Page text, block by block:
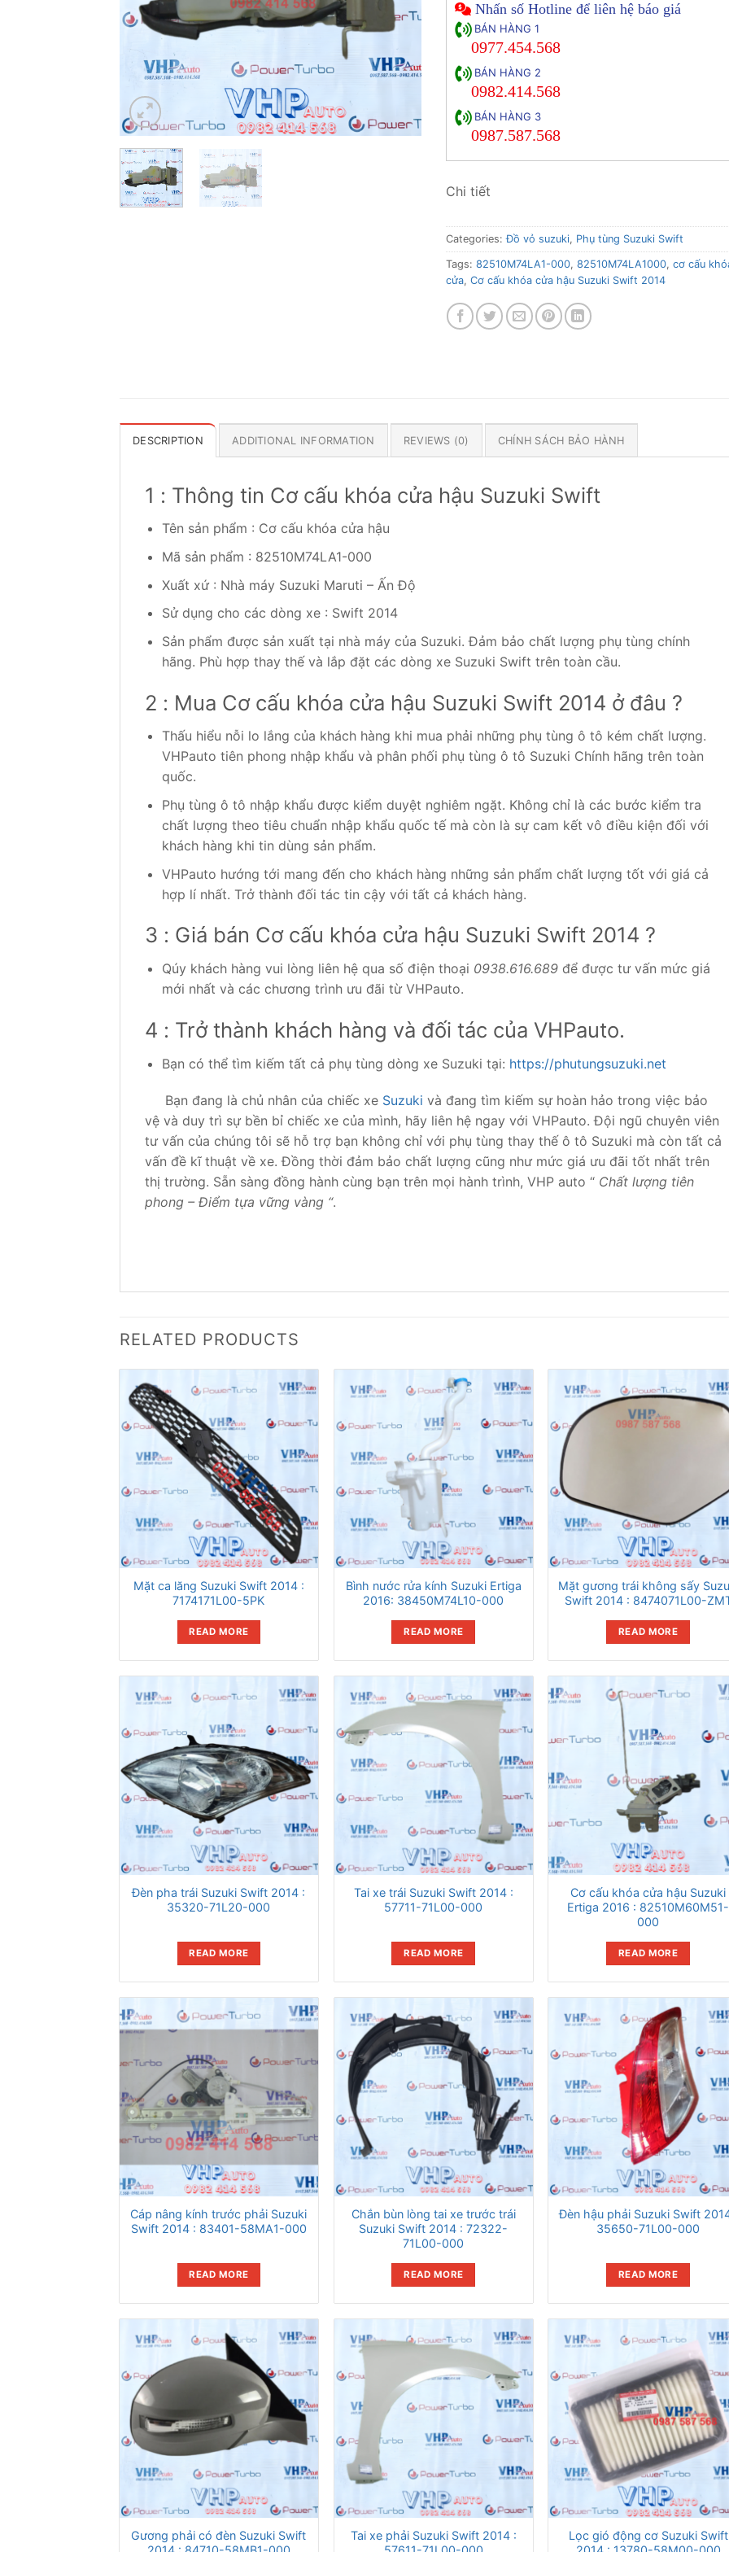
Nhấn số Hotline để liên hệ báo giá
BÁN HÀNG 1
0977.454.568
BÁN HÀNG 2
0982.414.568
BÁN HÀNG 3
0987.587.568
Chi tiết
Categories:Đồ vỏ suzuki, Phụ tùng Suzuki Swift
Tags: 82510M74LA1-000, 82510M74LA1000, cơ cấu
cửa, Cơ cấu khóa cửa hậu Suzuki Swift 2014
DESCRIPTION ADDITIONAL INFORMATION REVIEWS (0) CHÍNH SÁCH BẢO HÀNH
1 : Thông tin Cơ cấu khóa cửa hậu Suzuki Swift
Tên sản phẩm : Cơ cấu khóa cửa hậu
Mã sản phẩm : 82510M74LA1-000
Xuất xứ : Nhà máy Suzuki Maruti – Ấn Độ
Sử dụng cho các dòng xe : Swift 2014
Sản phẩm được sản xuất tại nhà máy của Suzuki. Đảm bảo chất lượng phụ tùng chính
hãng. Phù hợp thay thế và lắp đặt các dòng xe Suzuki Swift trên toàn cầu.
2 : Mua Cơ cấu khóa cửa hậu Suzuki Swift 2014 ở đâu ?
Thấu hiểu nỗi lo lắng của khách hàng khi mua phải những phụ tùng ô tô kém chất lượng.
VHPauto tiên phong nhập khẩu và phân phối phụ tùng ô tô Suzuki Chính hãng trên toàn
quốc.
Phụ tùng ô tô nhập khẩu được kiểm duyệt nghiêm ngặt. Không chỉ là các bước kiểm tra
chất lượng theo tiêu chuẩn nhập khẩu quốc tế mà còn là sự cam kết vô điều kiện đối với
khách hàng khi tin dùng sản phẩm.
VHPauto hướng tới mang đến cho khách hàng những sản phẩm chất lượng tốt với giá cả
hợp lí nhất. Trở thành đối tác tin cậy với tất cả khách hàng.
3 : Giá bán Cơ cấu khóa cửa hậu Suzuki Swift 2014 ?
Qúy khách hàng vui lòng liên hệ qua số điện thoại 0938.616.689 để được tư vấn mức giá
mới nhất và các chương trình ưu đãi từ VHPauto.
4 : Trở thành khách hàng và đối tác của VHPauto.
Bạn có thể tìm kiếm tất cả phụ tùng dòng xe Suzuki tại: https://phutungsuzuki.net
Bạn đang là chủ nhân của chiếc xe Suzuki và đang tìm kiếm sự hoàn hảo trong việc bảo
vệ và duy trì sự bền bỉ chiếc xe của mình, hãy liên hệ ngay với VHPauto. Đội ngũ chuyên viên
tư vấn của chúng tôi sẽ hỗ trợ bạn không chỉ với phụ tùng thay thế ô tô Suzuki mà còn tất cả
vấn đề kĩ thuật về xe. Đồng thời đảm bảo chất lượng cũng như mức giá ưu đãi tốt nhất trên
thị trường. Sẵn sàng đồng hành cùng bạn trên mọi hành trình, VHP auto “ Chất lượng tiên
phong – Điểm tựa vững vàng “.
RELATED PRODUCTS
Mặt ca lăng Suzuki Swift 2014 :
7174171L00-5PK
READ MORE
Bình nước rửa kính Suzuki Ertiga
2016: 38450M74L10-000
READ MORE
Mặt gương trái không sấy
Swift 2014 : 8474071L00-
READ MORE
Đèn pha trái Suzuki Swift 2014 :
35320-71L20-000
READ MORE
Tai xe trái Suzuki Swift 2014 :
57711-71L00-000
READ MORE
Cơ cấu khóa cửa hậu Suzuki
Ertiga 2016 : 82510M60M51-
000
READ MORE
Cáp nâng kính trước phải Suzuki
Swift 2014 : 83401-58MA1-000
READ MORE
Chắn bùn lòng tai xe trước trái
Suzuki Swift 2014 : 72322-
71L00-000
READ MORE
Đèn hậu phải Suzuki Swift
35650-71L00-000
READ MORE
Gương phải có đèn Suzuki Swift
Tai xe phải Suzuki Swift 2014 :
Lọc gió động cơ Suzuki Swift